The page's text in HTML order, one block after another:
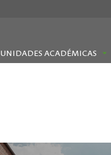
UNIDADES ACADÉMICAS